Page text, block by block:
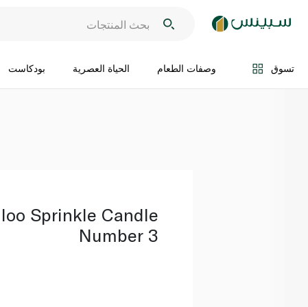
تسوق وصفات الطعام الحياة العصرية بودكاست
اضف الى السلة
Sprinkle Candle
Number 3